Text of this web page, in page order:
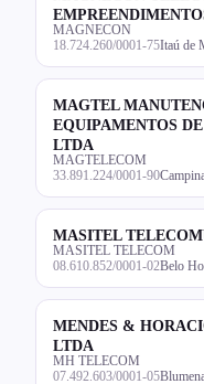
MAGNECON
18.724.260/0001-75Itaú de
MAGTEL
EQUIPAMENTOS
LTDA
MAGTELECOM
33.891.224/0001-90
MASITEL
MASITEL TELECOM
08.610.852/0001-02Belo
MENDES &
LTDA
MH TELECOM
07.492.603/0001-05